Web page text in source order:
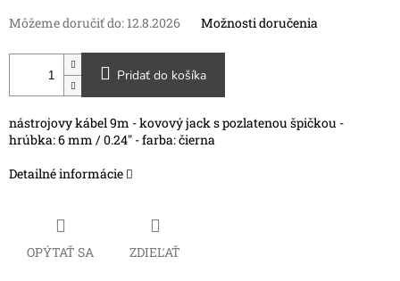
Môžeme doručiť do: 12.8.2026 Možnosti doručenia
Pridať do košíka
nástrojovy kábel 9m - kovový jack s pozlatenou špičkou -
hrúbka: 6 mm / 0.24" - farba: čierna
Detailné informácie
OPÝTAŤ SA ZDIEĽAŤ